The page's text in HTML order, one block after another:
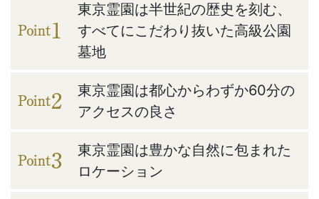
東京霊園は半世紀の歴史を刻む、
すべてにこだわり抜いた高級公園
墓地
東京霊園は都心からわずか60分の
アクセスの良さ
東京霊園は豊かな自然に包まれた
ロケーション